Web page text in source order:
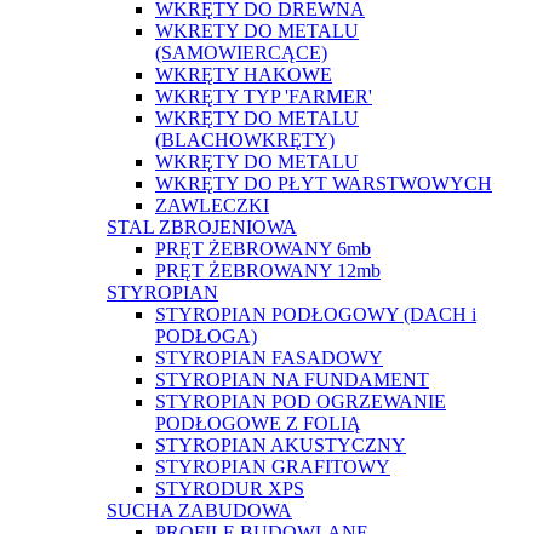
WKRĘTY DO DREWNA
WKRETY DO METALU
(SAMOWIERCĄCE)
WKRĘTY HAKOWE
WKRĘTY TYP 'FARMER'
WKRĘTY DO METALU
(BLACHOWKRĘTY)
WKRĘTY DO METALU
WKRĘTY DO PŁYT WARSTWOWYCH
ZAWLECZKI
STAL ZBROJENIOWA
PRĘT ŻEBROWANY 6mb
PRĘT ŻEBROWANY 12mb
STYROPIAN
STYROPIAN PODŁOGOWY (DACH i
PODŁOGA)
STYROPIAN FASADOWY
STYROPIAN NA FUNDAMENT
STYROPIAN POD OGRZEWANIE
PODŁOGOWE Z FOLIĄ
STYROPIAN AKUSTYCZNY
STYROPIAN GRAFITOWY
STYRODUR XPS
SUCHA ZABUDOWA